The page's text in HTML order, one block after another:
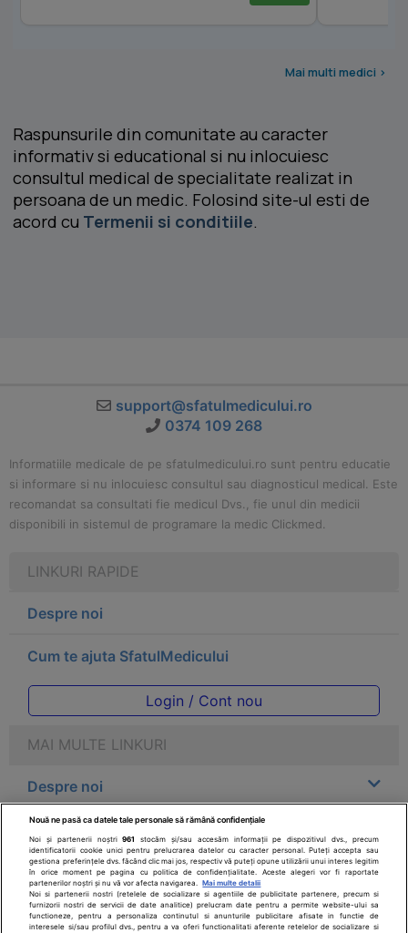
Mai multi medici >
Raspunsurile din comunitate au caracter
informativ si educational si nu inlocuiesc
consultul medical de specialitate realizat in
persoana de un medic. Folosind site-ul esti de
acord cu Termenii si conditiile.
support@sfatulmedicului.ro
0374 109 268
Informatiile medicale de pe sfatulmedicului.ro sunt pentru educatie
si informare si nu inlocuiesc consultul sau diagnosticul medical. Este
recomandat sa consultati fie medicul Dvs., fie unul din medicii
disponibili in sistemul de programare la medic Clickmed.
LINKURI RAPIDE
Despre noi
Cum te ajuta SfatulMedicului
Login / Cont nou
MAI MULTE LINKURI
Despre noi
Legal
Drepturile consumatorului
Parteneri
Nouă ne pasă ca datele tale personale să rămână confidențiale
Noi și partenerii noștri961
stocăm și/sau accesăm informații pe dispozitivul dvs., precum
identificatorii cookie unici pentru prelucrarea datelor cu caracter personal. Puteți accepta sau
gestiona preferințele dvs. făcând clic mai jos, respectiv vă puteți opune utilizării unui interes legitim
în orice moment pe pagina cu politica de confidențialitate. Aceste alegeri vor fi raportate
partenerilor noștri și nu vă vor afecta navigarea.
Mai multe detalii
Noi si partenerii nostri (retelele de socializare si agentiile de publicitate partenere, precum si
furnizorii nostri de servicii de date analitice) prelucram date pentru a permite website-ului sa
functioneze, pentru a personaliza continutul si anunturile publicitare afisate in functie de
interesele si/sau profilul dvs., pentru a va oferi functionalitati aferente retelelor de socializare si